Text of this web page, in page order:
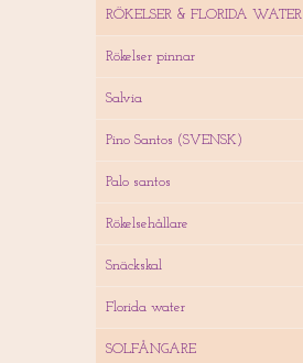
RÖKELSER & FLORIDA WATER
Rökelser pinnar
Salvia
Pino Santos (SVENSK)
Palo santos
Rökelsehållare
Snäckskal
Florida water
SOLFÅNGARE